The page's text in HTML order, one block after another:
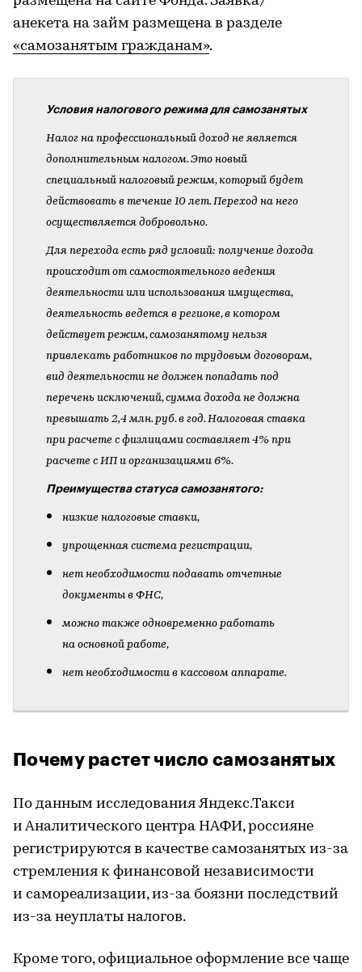
анекета на займ размещена в разделе
«самозанятым гражданам».
Условия налогового режима для самозанятых
Налог на профессиональный доход не является
дополнительным налогом. Это новый
специальный налоговый режим, который будет
действовать в течение 10 лет. Переход на него
осуществляется добровольно.
Для перехода есть ряд условий: получение дохода
происходит от самостоятельного ведения
деятельности или использования имущества,
деятельность ведется в регионе, в котором
действует режим, самозанятому нельзя
привлекать работников по трудовым договорам,
вид деятельности не должен попадать под
перечень исключений, сумма дохода не должна
превышать 2,4 млн. руб. в год. Налоговая ставка
при расчете с физлицами составляет 4% при
расчете с ИП и организациями 6%.
Преимущества статуса самозанятого:
низкие налоговые ставки,
упрощенная система регистрации,
нет необходимости подавать отчетные
документы в ФНС,
можно также одновременно работать
на основной работе,
нет необходимости в кассовом аппарате.
Почему растет число самозанятых
По данным исследования Яндекс.Такси
и Аналитического центра НАФИ, россияне
регистрируются в качестве самозанятых из-за
стремления к финансовой независимости
и самореализации, из-за боязни последствий
из-за неуплаты налогов.
Кроме того, официальное оформление все чаще